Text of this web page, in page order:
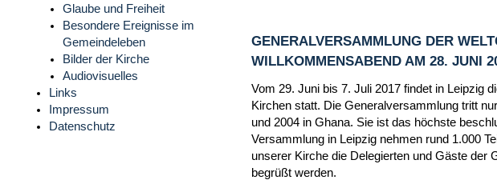
Glaube und Freiheit
Besondere Ereignisse im
Gemeindeleben
Bilder der Kirche
Audiovisuelles
Links
Impressum
Datenschutz
GENERALVERSAMMLUNG DER
WILLKOMMENSABEND AM 28. JUNI
Vom 29. Juni bis 7. Juli 2017 findet in Leipzig
Kirchen statt. Die Generalversammlung tritt
und 2004 in Ghana. Sie ist das höchste
Versammlung in Leipzig nehmen rund 1.000
unserer Kirche die Delegierten und Gäste
begrüßt werden.